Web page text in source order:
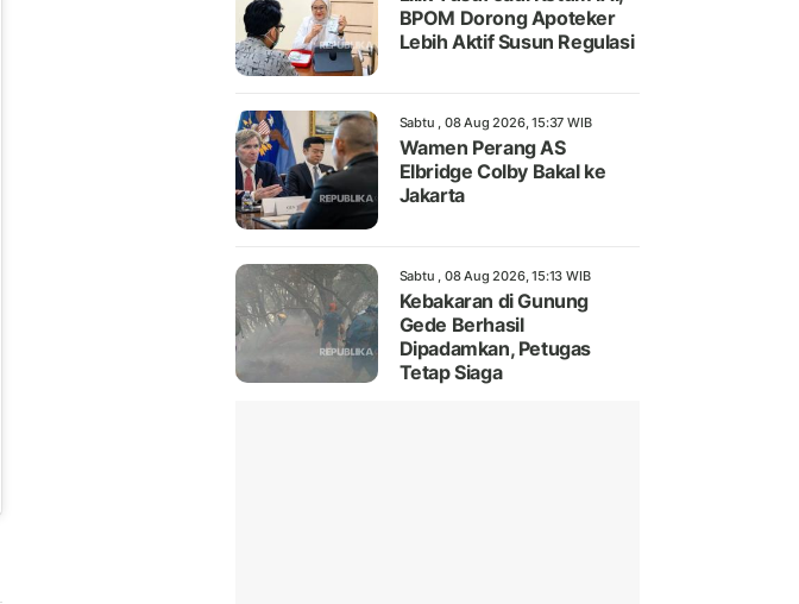
BPOM Dorong Apoteker
Lebih Aktif Susun Regulasi
Sabtu , 08 Aug 2026, 15:37 WIB
Wamen Perang AS
Elbridge Colby Bakal ke
Jakarta
Sabtu , 08 Aug 2026, 15:13 WIB
Kebakaran di Gunung
Gede Berhasil
Dipadamkan, Petugas
Tetap Siaga